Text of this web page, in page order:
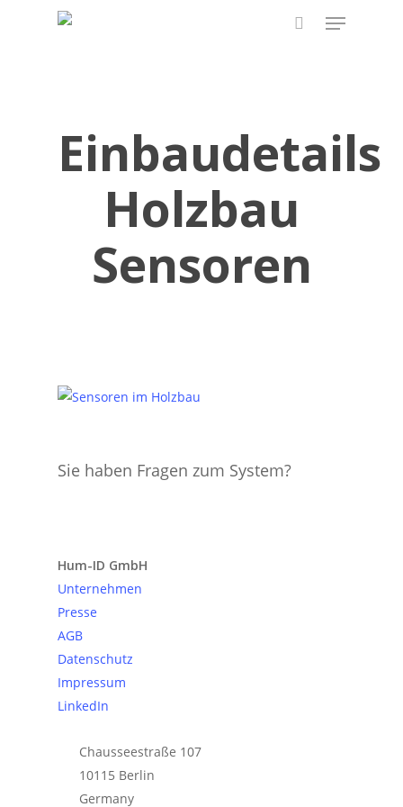
Menu
Einbaudetails
Holzbau
Sensoren
Sie haben Fragen zum System?
Hum-ID GmbH
Unternehmen
Presse
AGB
Datenschutz
Impressum
LinkedIn
Chausseestraße 107
10115 Berlin
Germany